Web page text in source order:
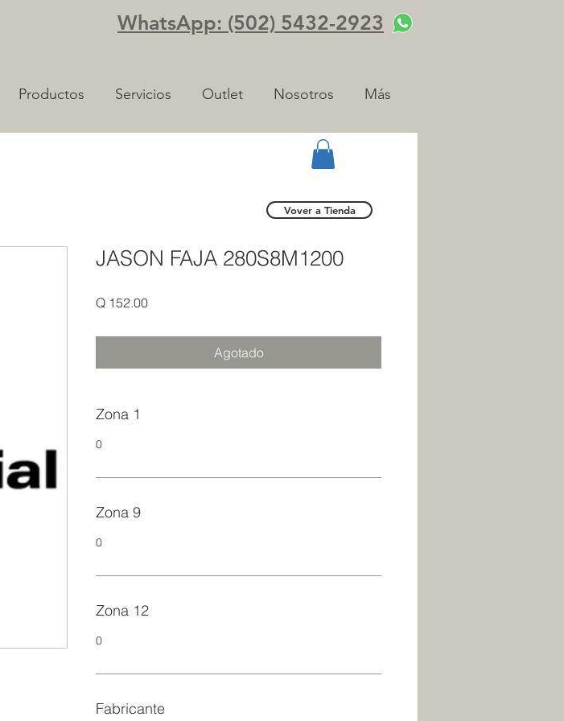
WhatsApp: (502) 5432-2923
Productos Servicios Outlet Nosotros Más
JASON FAJA 280S8M1200
Q 152.00Precio
Agotado
Zona 1
0
Zona 9
0
Zona 12
0
Fabricante
Vover a Tienda